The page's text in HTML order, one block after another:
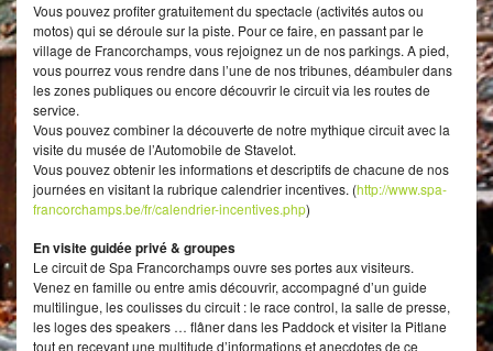
Vous pouvez profiter gratuitement du spectacle (activités autos ou
motos) qui se déroule sur la piste. Pour ce faire, en passant par le
village de Francorchamps, vous rejoignez un de nos parkings. A pied,
vous pourrez vous rendre dans l’une de nos tribunes, déambuler dans
les zones publiques ou encore découvrir le circuit via les routes de
service.
Vous pouvez combiner la découverte de notre mythique circuit avec la
visite du musée de l’Automobile de Stavelot.
Vous pouvez obtenir les informations et descriptifs de chacune de nos
journées en visitant la rubrique calendrier incentives. (http://www.spa-
francorchamps.be/fr/calendrier-incentives.php)
En visite guidée privé & groupes
Le circuit de Spa Francorchamps ouvre ses portes aux visiteurs.
Venez en famille ou entre amis découvrir, accompagné d’un guide
multilingue, les coulisses du circuit : le race control, la salle de presse,
les loges des speakers … flâner dans les Paddock et visiter la Pitlane
tout en recevant une multitude d’informations et anecdotes de ce